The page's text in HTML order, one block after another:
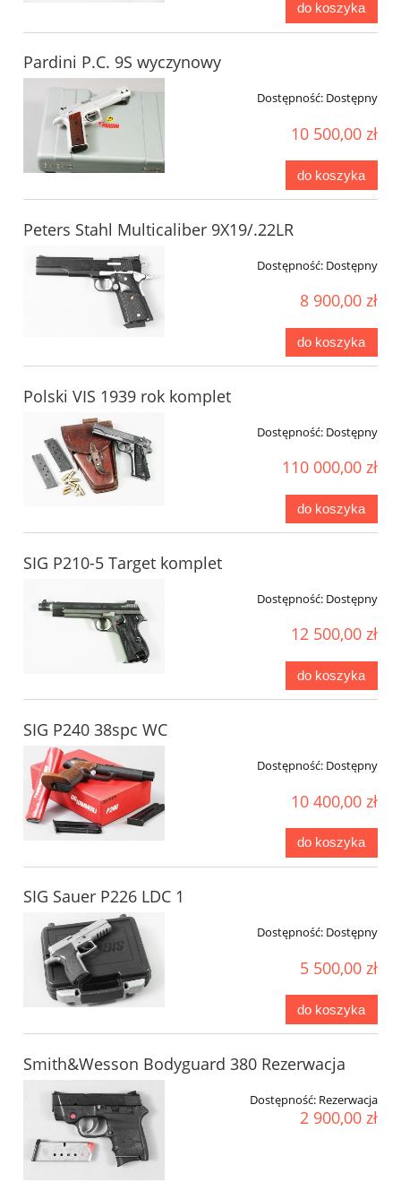
do koszyka
Pardini P.C. 9S wyczynowy
Dostępność: Dostępny
10 500,00 zł
do koszyka
Peters Stahl Multicaliber 9X19/.22LR
Dostępność: Dostępny
8 900,00 zł
do koszyka
Polski VIS 1939 rok komplet
Dostępność: Dostępny
110 000,00 zł
do koszyka
SIG P210-5 Target komplet
Dostępność: Dostępny
12 500,00 zł
do koszyka
SIG P240 38spc WC
Dostępność: Dostępny
10 400,00 zł
do koszyka
SIG Sauer P226 LDC 1
Dostępność: Dostępny
5 500,00 zł
do koszyka
Smith&Wesson Bodyguard 380 Rezerwacja
Dostępność: Rezerwacja
2 900,00 zł